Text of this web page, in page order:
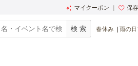
マイクーポン 保
春休み 雨の